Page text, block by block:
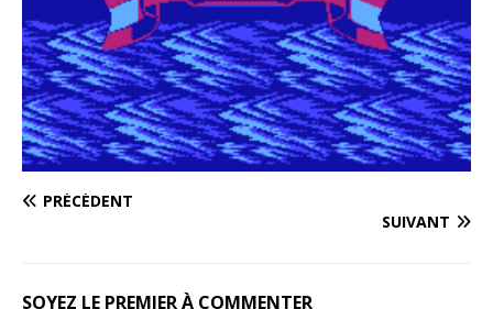
PRÉCÉDENT
SUIVANT
SOYEZ LE PREMIER À COMMENTER